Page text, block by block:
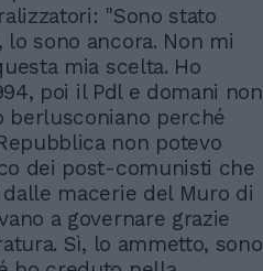
"Sono stato
sono ancora. Non mi
mia scelta. Ho
poi il Pdl e domani non
berlusconiano perché
non potevo
dei post-comunisti che
macerie del Muro di
a governare grazie
Sì, lo ammetto, sono